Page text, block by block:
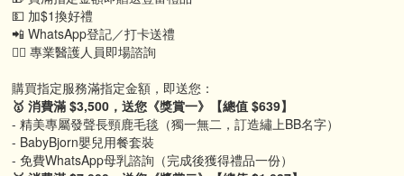
💵 加$1換好禮
📲 WhatsApp登記／打卡送禮
👩‍⚕️ 專業醫護人員即場諮詢
購買指定服務滿指定金額，即送您：
🥇 消費滿 $3,500，送您《獎賞一》【總值 $639】
- 精美專屬發聲長頸鹿毛毯（獨一無二，訂造繡上BB名字）
- BabyBjorn嬰兒用餐套裝
- 免費WhatsApp母乳諮詢（完成後獲得禮品一份）